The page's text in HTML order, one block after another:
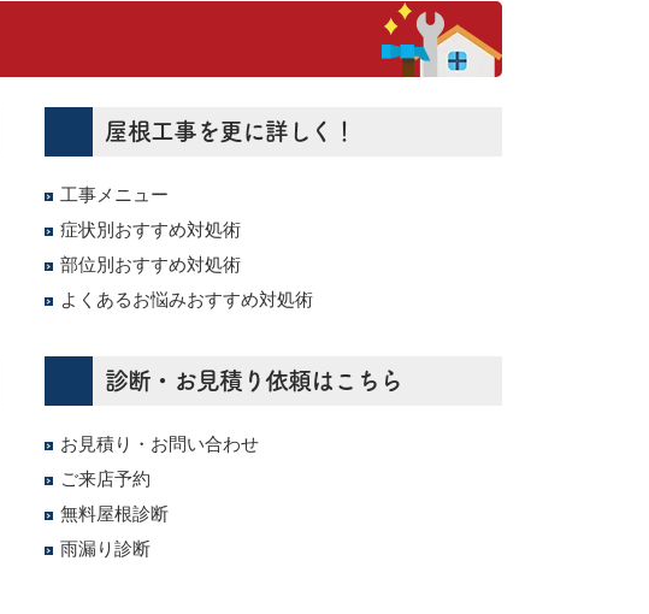
屋根工事を更に詳しく！
工事メニュー
症状別おすすめ対処術
部位別おすすめ対処術
よくあるお悩みおすすめ対処術
診断・お見積り依頼はこちら
お見積り・お問い合わせ
ご来店予約
無料屋根診断
雨漏り診断